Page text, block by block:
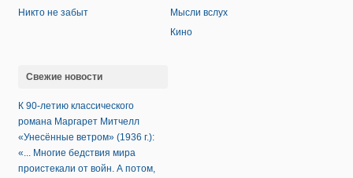
Никто не забыт
Мысли вслух
Кино
Свежие новости
К 90-летию классического
романа Маргарет Митчелл
«Унесённые ветром» (1936 г.):
«... Многие бедствия мира
проистекали от войн. А потом,